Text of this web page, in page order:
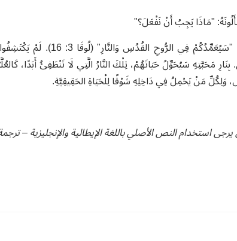
"مَاذَا يَجِبُ أَنْ نَفْعَلَ؟"
عَادُوا بِجَوَابٍ يَتَجَاوَزُ
مَحَبَّتِهِ سَيُحَوِّلُ حَيَاتَهُمْ، تِلْكَ النَّارُ الَّتِي لَا تَنْطَفِئُ أَبَدًا،
مَنْ يَحْمِلُ فِي دَاخِلِهِ شَوْقًا لِلْحَيَاةِ الحَقِيقِيَّةِ.
استخدام النص الأصلي باللغة الإيطالية والإنجليزية –